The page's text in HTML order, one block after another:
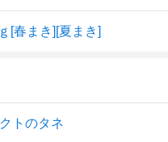
[春まき][夏まき]
トのタネ